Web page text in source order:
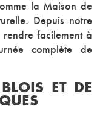
la Maison de
Depuis notre
facilement à
complète de
ET DE